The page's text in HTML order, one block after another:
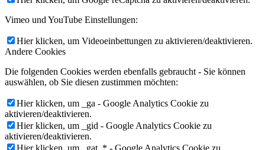
Vimeo und YouTube Einstellungen:
Hier klicken, um Videoeinbettungen zu aktivieren/deaktivieren.
Andere Cookies
Die folgenden Cookies werden ebenfalls gebraucht - Sie können
auswählen, ob Sie diesen zustimmen möchten:
Hier klicken, um _ga - Google Analytics Cookie zu
aktivieren/deaktivieren.
Hier klicken, um _gid - Google Analytics Cookie zu
aktivieren/deaktivieren.
Hier klicken, um _gat_* - Google Analytics Cookie zu